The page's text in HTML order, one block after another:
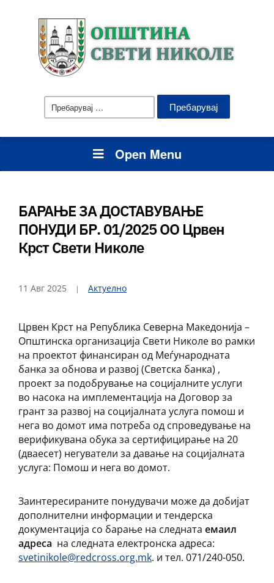
Пребарувај
за:
Open Menu
БАРАЊЕ ЗА ДОСТАВУВАЊЕ
ПОНУДИ БР. 01/2025 ОО Црвен
Крст Свети Николе
11 Авг 2025 Актуелно
Црвен Крст на Република Северна Македонија –
Општинска организација Свети Николе во рамки
на проектот финансиран од Меѓународната
банка за обнова и развој (Светска банка) ,
проект за подобрување на социјалните услуги
во насока на имплементација на Договор за
грант за развој на социјалната услуга помош и
нега во домот има потреба од спроведување на
верификувана обука за сертифицирање на 20
(дваесет) негуватели за давање на социјалната
услуга: Помош и нега во домот.
Заинтересираните понудувачи може да добијат
дополнителни информации и тендерска
документација со барање на следната емаил
адреса на следната електронска адреса:
svetinikole@redcross.org.mk. и тел. 071/240-050.